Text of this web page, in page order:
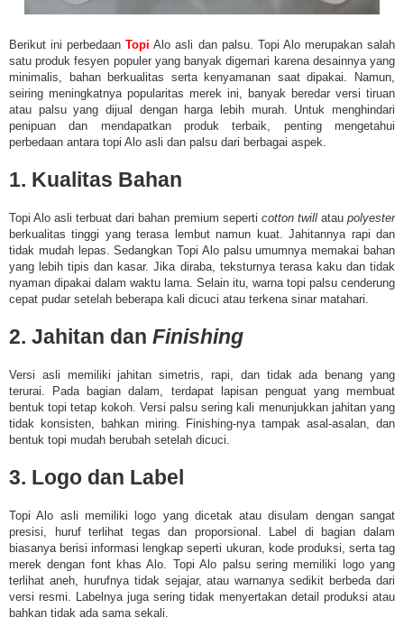
Berikut ini perbedaanTopi Alo asli dan palsu. Topi Alo merupakan salah
satu produk fesyen populer yang banyak digemari karena desainnya yang
minimalis, bahan berkualitas serta kenyamanan saat dipakai. Namun,
seiring meningkatnya popularitas merek ini, banyak beredar versi tiruan
atau palsu yang dijual dengan harga lebih murah. Untuk menghindari
penipuan dan mendapatkan produk terbaik, penting mengetahui
perbedaan antara topi Alo asli dan palsu dari berbagai aspek.
1. Kualitas Bahan
Topi Alo asli terbuat dari bahan premium seperti cotton twillataupolyester
berkualitas tinggi yang terasa lembut namun kuat. Jahitannya rapi dan
tidak mudah lepas. SedangkanTopi Alo palsu umumnya memakai bahan
yang lebih tipis dan kasar. Jika diraba, teksturnya terasa kaku dan tidak
nyaman dipakai dalam waktu lama. Selain itu, warna topi palsu cenderung
cepat pudar setelah beberapa kali dicuci atau terkena sinar matahari.
2. Jahitan dan Finishing
Versi asli memiliki jahitan simetris, rapi, dan tidak ada benang yang
terurai. Pada bagian dalam, terdapat lapisan penguat yang membuat
bentuk topi tetap kokoh. Versi palsu sering kali menunjukkan jahitan yang
tidak konsisten, bahkan miring. Finishing-nya tampak asal-asalan, dan
bentuk topi mudah berubah setelah dicuci.
3. Logo dan Label
Topi Alo asli memiliki logo yang dicetak atau disulam dengan sangat
presisi, huruf terlihat tegas dan proporsional. Label di bagian dalam
biasanya berisi informasi lengkap seperti ukuran, kode produksi, serta tag
merek dengan font khas Alo. Topi Alo palsu sering memiliki logo yang
terlihat aneh, hurufnya tidak sejajar, atau warnanya sedikit berbeda dari
versi resmi. Labelnya juga sering tidak menyertakan detail produksi atau
bahkan tidak ada sama sekali.